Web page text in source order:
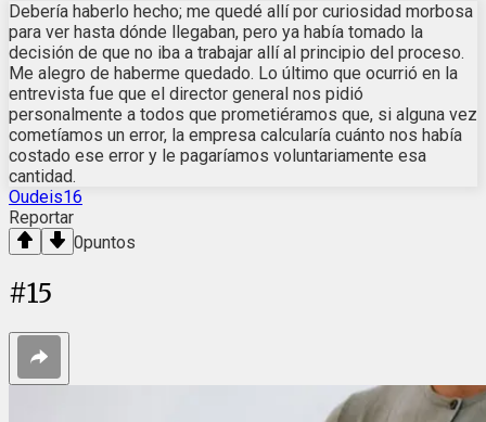
Debería haberlo hecho; me quedé allí por curiosidad morbosa
para ver hasta dónde llegaban, pero ya había tomado la
decisión de que no iba a trabajar allí al principio del proceso.
Me alegro de haberme quedado. Lo último que ocurrió en la
entrevista fue que el director general nos pidió
personalmente a todos que prometiéramos que, si alguna vez
cometíamos un error, la empresa calcularía cuánto nos había
costado ese error y le pagaríamos voluntariamente esa
cantidad.
Oudeis16
Reportar
0puntos
#15